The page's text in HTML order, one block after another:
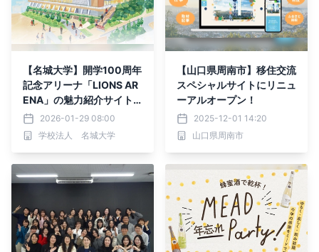
【名城大学】開学100周年
記念アリーナ「LIONS AR
ENA」の魅力紹介サイト
をオープン
2026-01-29 08:00
学校法人 名城大学
【山口県周南市】移住交流
スペシャルサイトにリニュ
ーアルオープン！
2025-12-01 14:20
山口県周南市